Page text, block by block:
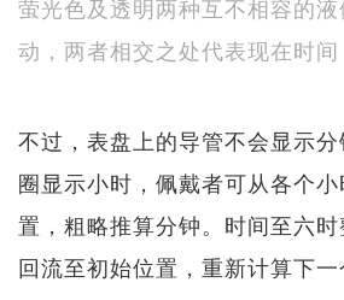
萤光色及透明两种互不相容的
动，两者相交之处代表现在时间
不过，表盘上的导管不会显示
圈显示小时，佩戴者可从各个
置，粗略推算分钟。时间至六
回流至初始位置，重新计算下一